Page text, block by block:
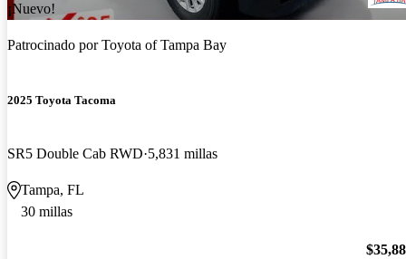
¡Nuevo!
Patrocinado porToyota of Tampa Bay
2025 Toyota Tacoma
SR5 Double Cab RWD 5,831 millas
Tampa, FL
30 millas